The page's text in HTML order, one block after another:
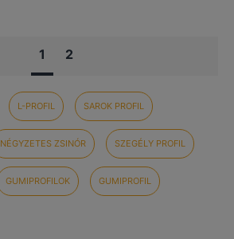
1 2
L-PROFIL SAROK PROFIL
NÉGYZETES ZSINÓR SZEGÉLY PROFIL
GUMIPROFILOK GUMIPROFIL